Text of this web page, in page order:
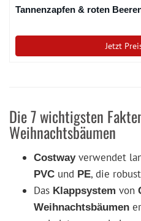
Tannenzapfen & roten
Jetzt
Die 7 wichtigsten
Weihnachtsbäumen
Costwayverwendet
PVC und PE, die
Das Klappsystem von
Weihnachtsbäumen